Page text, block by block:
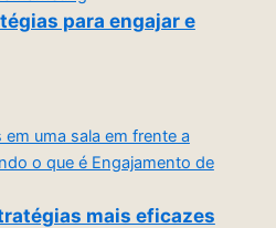
para engajar e
mais eficazes